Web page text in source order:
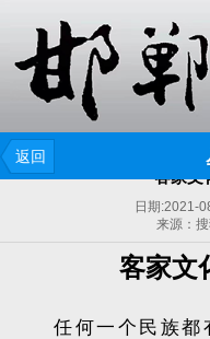
返回
客家文
日期:2021-
来源：
客家文
任何一个民族都